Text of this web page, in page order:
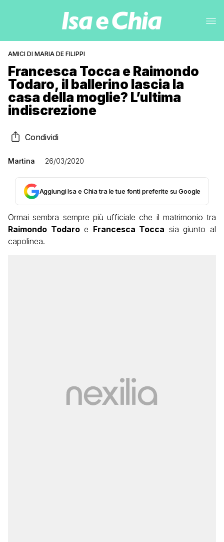
AMICI DI MARIA DE FILIPPI
Francesca Tocca e Raimondo
Todaro, il ballerino lascia la
casa della moglie? L’ultima
indiscrezione
Condividi
Martina 26/03/2020
Aggiungi Isa e Chia tra le tue fonti preferite su Google
Ormai sembra sempre più ufficiale che il matrimonio tra
Raimondo Todaroe Francesca Tocca sia giunto al
capolinea.